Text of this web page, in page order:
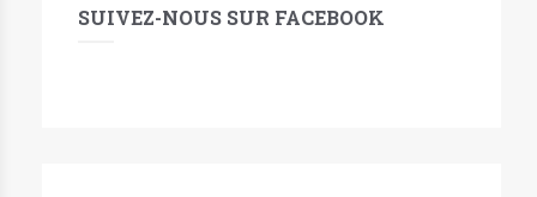
SUIVEZ-NOUS SUR FACEBOOK